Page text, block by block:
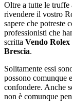
Oltre a tutte le truffe
rivendere il vostro
sapere che potreste
professionisti che
scritta Vendo
Brescia.
Solitamente essi
possono comunque
confondere. Anche
non è comunque